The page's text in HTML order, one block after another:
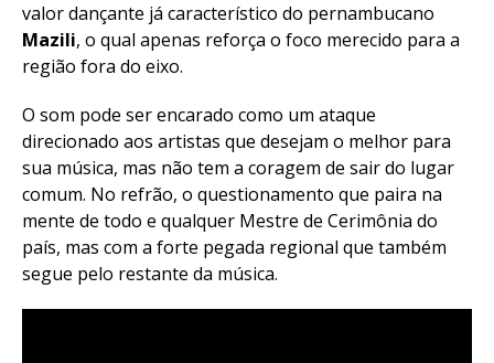
valor dançante já característico do pernambucano
Mazili, o qual apenas reforça o foco merecido para a
região fora do eixo.
O som pode ser encarado como um ataque
direcionado aos artistas que desejam o melhor para
sua música, mas não tem a coragem de sair do lugar
comum. No refrão, o questionamento que paira na
mente de todo e qualquer Mestre de Cerimônia do
país, mas com a forte pegada regional que também
segue pelo restante da música.